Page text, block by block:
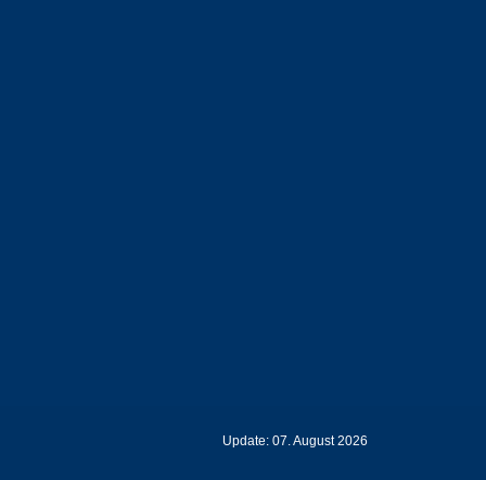
Update: 07. August 2026